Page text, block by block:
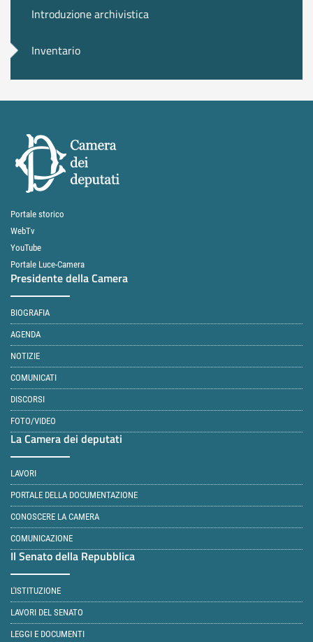
Introduzione archivistica
Inventario
Portale storico
WebTv
YouTube
Portale Luce-Camera
Presidente della Camera
BIOGRAFIA
AGENDA
NOTIZIE
COMUNICATI
DISCORSI
FOTO/VIDEO
La Camera dei deputati
LAVORI
PORTALE DELLA DOCUMENTAZIONE
CONOSCERE LA CAMERA
COMUNICAZIONE
Il Senato della Repubblica
L'ISTITUZIONE
LAVORI DEL SENATO
LEGGI E DOCUMENTI